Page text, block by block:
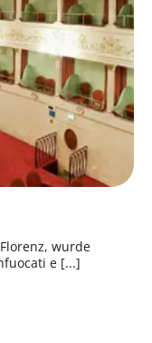
wurde
e [...]